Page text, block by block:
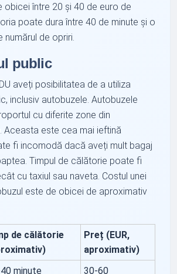
obicei între 20 și 40 de euro de
poate dura între 40 de minute și o
numărul de opriri.
public
aveți posibilitatea de a utiliza
inclusiv autobuzele. Autobuzele
cu diferite zone din
Aceasta este cea mai ieftină
fi incomodă dacă aveți mult bagaj
Timpul de călătorie poate fi
cu taxiul sau naveta. Costul unei
este de obicei de aproximativ
de călătorie
Preț (EUR,
aproximativ)
minute 30-60